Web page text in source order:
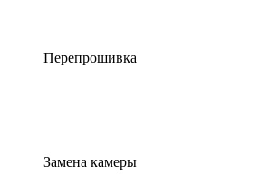
Перепрошивка
Замена камеры